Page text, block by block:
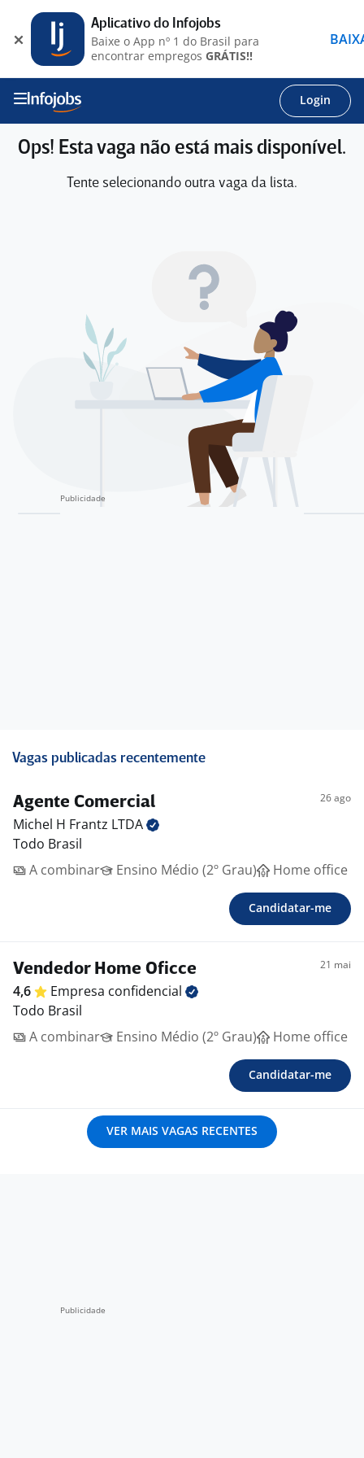
Login
Ops! Esta vaga não está mais disponível.
Tente selecionando outra vaga da lista.
Vagas publicadas recentemente
Agente Comercial 26 ago
Michel H Frantz LTDA
Todo Brasil
A combinar
Ensino Médio (2º Grau) Home office
Candidatar-me
Vendedor Home Oficce 21 mai
4,6 Empresa confidencial
Todo Brasil
A combinar
Ensino Médio (2º Grau) Home office
Candidatar-me
VER MAIS VAGAS RECENTES
Aplicativo do Infojobs
Baixe o App nº 1 do Brasil para
encontrar empregos GRÁTIS!!